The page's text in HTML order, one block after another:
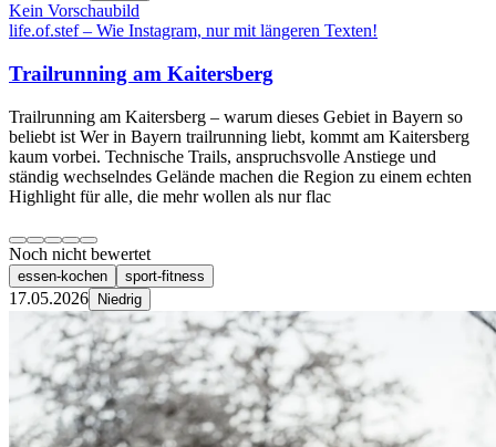
Kein Vorschaubild
life.of.stef – Wie Instagram, nur mit längeren Texten!
Trailrunning am Kaitersberg
Trailrunning am Kaitersberg – warum dieses Gebiet in Bayern so
beliebt ist Wer in Bayern trailrunning liebt, kommt am Kaitersberg
kaum vorbei. Technische Trails, anspruchsvolle Anstiege und
ständig wechselndes Gelände machen die Region zu einem echten
Highlight für alle, die mehr wollen als nur flac
Noch nicht bewertet
essen-kochen sport-fitness
17.05.2026 Niedrig